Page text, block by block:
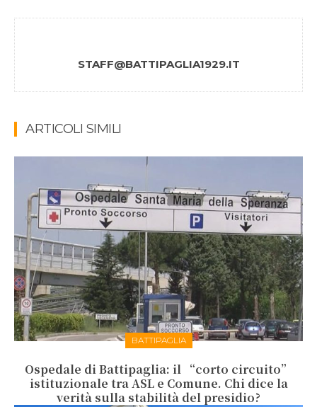
STAFF@BATTIPAGLIA1929.IT
ARTICOLI SIMILI
BATTIPAGLIA
Ospedale di Battipaglia: il “corto circuito”
istituzionale tra ASL e Comune. Chi dice la
verità sulla stabilità del presidio?